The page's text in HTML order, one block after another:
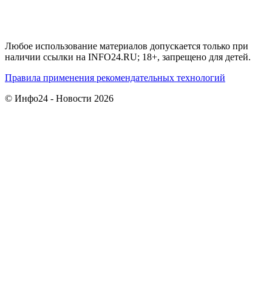
Любое использование материалов допускается только при
наличии ссылки на INFO24.RU; 18+, запрещено для детей.
Правила применения рекомендательных технологий
© Инфо24 - Новости 2026